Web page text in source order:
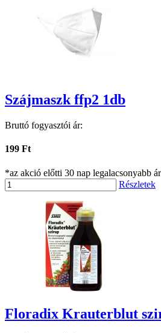
Szájmaszk ffp2 1db
Bruttó fogyasztói ár:
199 Ft
*az akció előtti 30 nap legalacsonyabb
Részletek
Floradix Krauterblut